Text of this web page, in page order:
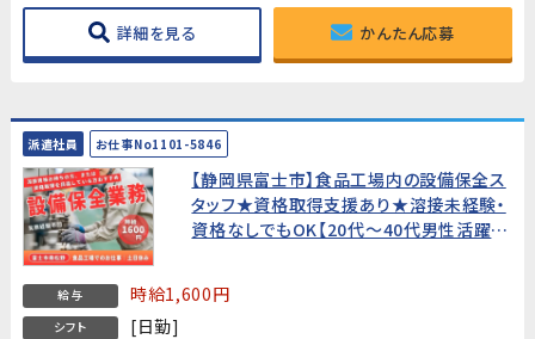
詳細を見る かんたん応募
派遣社員 お仕事No1101-5846
【静岡県富士市】食品工場内の設備保全ス
タッフ★資格取得支援あり★溶接未経験・
資格なしでもOK【20代～40代男性活躍
給与 時給1,600円
シフト [日勤]